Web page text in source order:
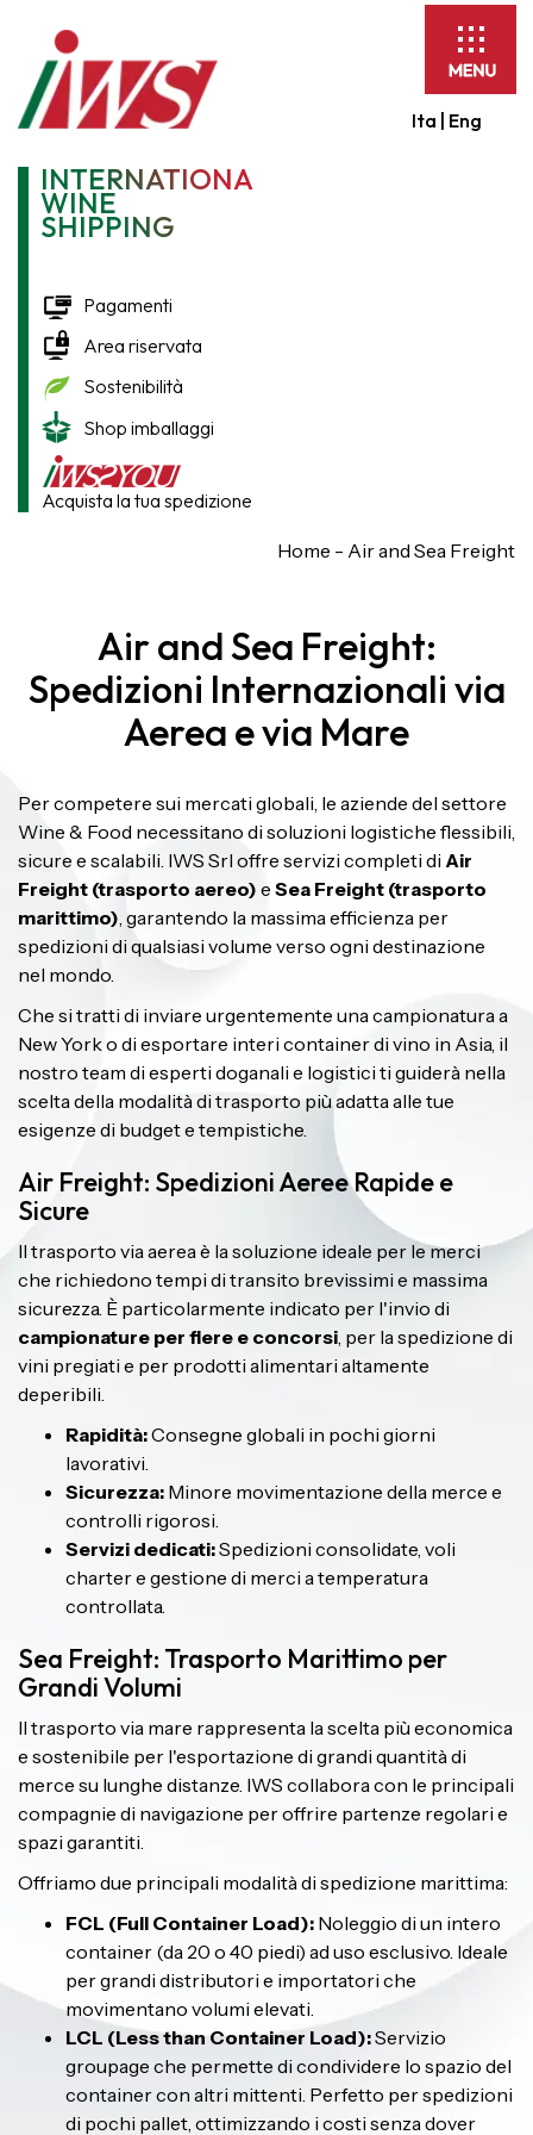
Ita | Eng
INTERNATIONAL
WINE
SHIPPING
Pagamenti
Area riservata
Sostenibilità
Shop imballaggi
Acquista la tua spedizione
Espandi
barra
di
Home - Air and Sea Freight
Air and Sea Freight:
Spedizioni Internazionali via
Aerea e via Mare
Per competere sui mercati globali, le aziende del settore
Wine & Food necessitano di soluzioni logistiche flessibili,
sicure e scalabili. IWS Srl offre servizi completi di Air
Freight (trasporto aereo) e Sea Freight (trasporto
marittimo), garantendo la massima efficienza per
spedizioni di qualsiasi volume verso ogni destinazione
nel mondo.
Che si tratti di inviare urgentemente una campionatura a
New York o di esportare interi container di vino in Asia, il
nostro team di esperti doganali e logistici ti guiderà nella
scelta della modalità di trasporto più adatta alle tue
esigenze di budget e tempistiche.
Air Freight: Spedizioni Aeree Rapide e
Sicure
Il trasporto via aerea è la soluzione ideale per le merci
che richiedono tempi di transito brevissimi e massima
sicurezza. È particolarmente indicato per l'invio di
campionature per fiere e concorsi, per la spedizione di
vini pregiati e per prodotti alimentari altamente
deperibili.
Rapidità:Consegne globali in pochi giorni
lavorativi.
Sicurezza: Minore movimentazione della merce e
controlli rigorosi.
Servizi dedicati:Spedizioni consolidate, voli
charter e gestione di merci a temperatura
controllata.
Sea Freight: Trasporto Marittimo per
Grandi Volumi
Il trasporto via mare rappresenta la scelta più economica
e sostenibile per l'esportazione di grandi quantità di
merce su lunghe distanze. IWS collabora con le principali
compagnie di navigazione per offrire partenze regolari e
spazi garantiti.
Offriamo due principali modalità di spedizione marittima:
FCL (Full Container Load): Noleggio di un intero
container (da 20 o 40 piedi) ad uso esclusivo. Ideale
per grandi distributori e importatori che
movimentano volumi elevati.
LCL (Less than Container Load):Servizio
groupage che permette di condividere lo spazio del
container con altri mittenti. Perfetto per spedizioni
di pochi pallet, ottimizzando i costi senza dover